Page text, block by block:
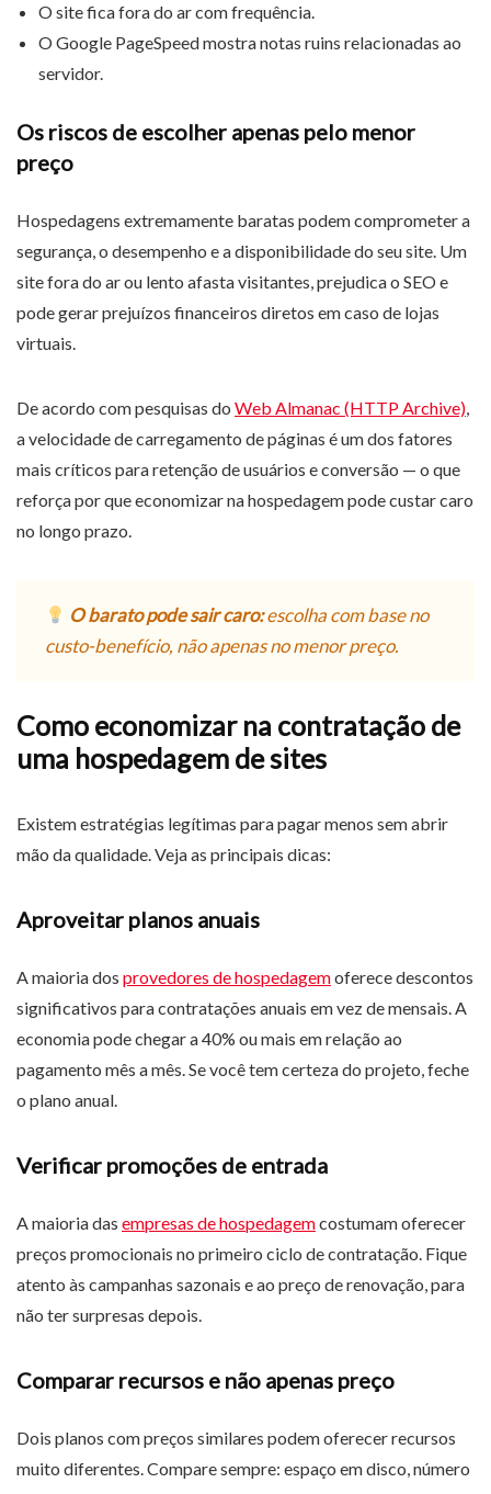
O site fica fora do ar com frequência.
O Google PageSpeed mostra notas ruins relacionadas ao
servidor.
Os riscos de escolher apenas pelo menor
preço
Hospedagens extremamente baratas podem comprometer a
segurança, o desempenho e a disponibilidade do seu site. Um
site fora do ar ou lento afasta visitantes, prejudica o SEO e
pode gerar prejuízos financeiros diretos em caso de lojas
virtuais.
De acordo com pesquisas do Web Almanac (HTTP Archive),
a velocidade de carregamento de páginas é um dos fatores
mais críticos para retenção de usuários e conversão — o que
reforça por que economizar na hospedagem pode custar caro
no longo prazo.
O barato pode sair caro:escolha com base no
custo-benefício, não apenas no menor preço.
Como economizar na contratação de
uma hospedagem de sites
Existem estratégias legítimas para pagar menos sem abrir
mão da qualidade. Veja as principais dicas:
Aproveitar planos anuais
A maioria dos provedores de hospedagemoferece descontos
significativos para contratações anuais em vez de mensais. A
economia pode chegar a 40% ou mais em relação ao
pagamento mês a mês. Se você tem certeza do projeto, feche
o plano anual.
Verificar promoções de entrada
A maioria das empresas de hospedagemcostumam oferecer
preços promocionais no primeiro ciclo de contratação. Fique
atento às campanhas sazonais e ao preço de renovação, para
não ter surpresas depois.
Comparar recursos e não apenas preço
Dois planos com preços similares podem oferecer recursos
muito diferentes. Compare sempre: espaço em disco, número